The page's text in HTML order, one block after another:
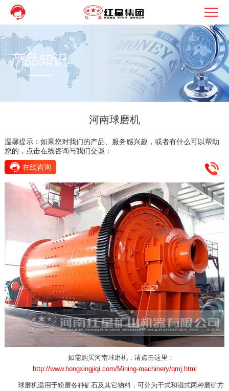
产品知识
河南球磨机
温馨提示：如果您对我们的产品、服务感兴趣，或者有什么可以帮助
您的，点击在线咨询与我们交谈：
在线咨询
如需购买河南球磨机，请点击这里：
http://www.hongxingjiqi.com/Mining-machinery/qmj.html
球磨机适用于粉磨各种矿石及其它物料，可分为干式和湿式两种磨矿方